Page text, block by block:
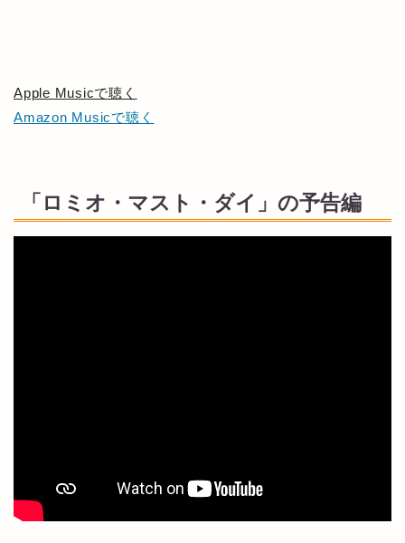
Apple Musicで聴く
Amazon Musicで聴く
「ロミオ・マスト・ダイ」の予告編